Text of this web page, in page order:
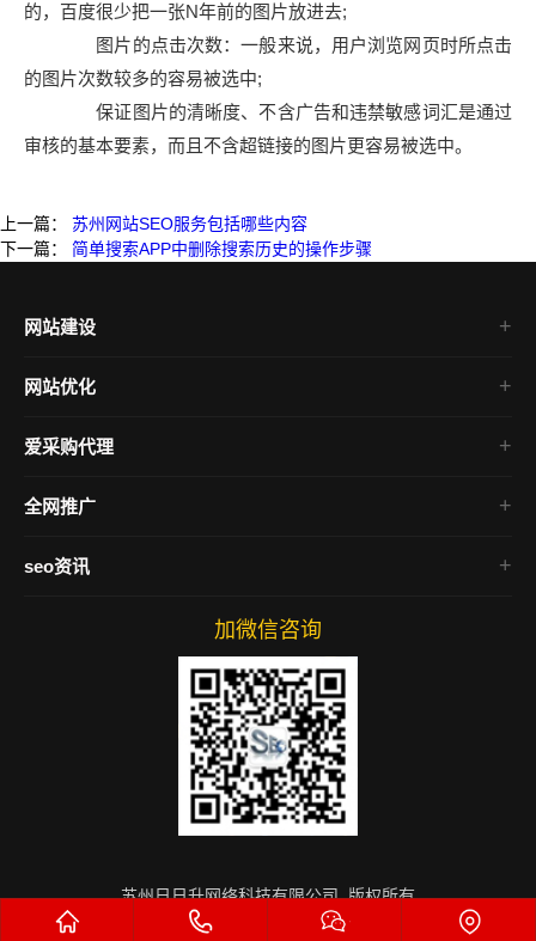
的，百度很少把一张N年前的图片放进去;
图片的点击次数：一般来说，用户浏览网页时所点击
的图片次数较多的容易被选中;
保证图片的清晰度、不含广告和违禁敏感词汇是通过
审核的基本要素，而且不含超链接的图片更容易被选中。
上一篇： 苏州网站SEO服务包括哪些内容
下一篇： 简单搜索APP中删除搜索历史的操作步骤
网站建设
高端网站建设
营销型网站建设
集团网站建设
网站优化
seo整站优化
搜索引擎优化
网站优化推广
爱采购代理
百度爱采购
爱采购竞价包年
全网推广
全网营销推广
seo资讯
加微信咨询
苏州日日升网络科技有限公司 版权所有
备案号：
苏ICP备2022015665号